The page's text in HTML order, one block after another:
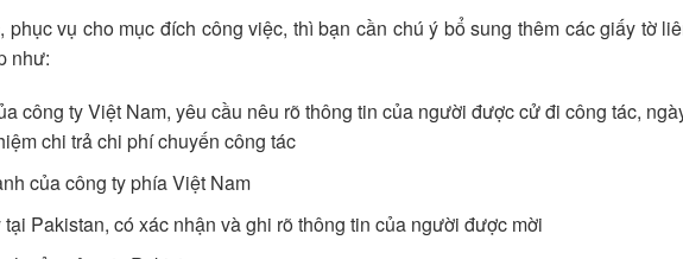
phục vụ cho mục đích công việc, thì bạn cần chú ý bổ sung thêm các giấy tờ
như:
công ty Việt Nam, yêu cầu nêu rõ thông tin của người được cử đi công tác,
chi trả chi phí chuyến công tác
của công ty phía Việt Nam
Pakistan, có xác nhận và ghi rõ thông tin của người được mời